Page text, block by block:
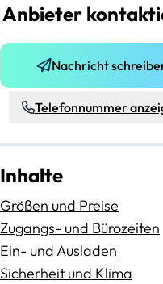
Anbieter
Nachricht
Telefonnummer
Inhalte
Größen und Preise
Zugangs- und Bürozeiten
Ein- und Ausladen
Sicherheit und Klima